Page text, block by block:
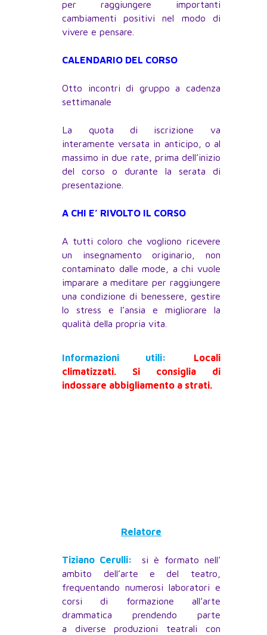
per raggiungere importanti
cambiamenti positivi nel modo di
vivere e pensare.
CALENDARIO DEL CORSO
Otto incontri di gruppo a cadenza
settimanale
La quota di iscrizione va
interamente versata in anticipo, o al
massimo in due rate, prima dell’inizio
del corso o durante la serata di
presentazione.
A CHI E’ RIVOLTO IL CORSO
A tutti coloro che vogliono ricevere
un insegnamento originario, non
contaminato dalle mode, a chi vuole
imparare a meditare per raggiungere
una condizione di benessere, gestire
lo stress e l’ansia e migliorare la
qualità della propria vita.
Informazioni utili:
Locali
climatizzati. Si consiglia di
indossare abbigliamento a strati.
Relatore
Tiziano Cerulli:
si è formato nell’
ambito dell’arte e del teatro,
frequentando numerosi laboratori e
corsi di formazione all’arte
drammatica prendendo parte
a diverse produzioni teatrali con